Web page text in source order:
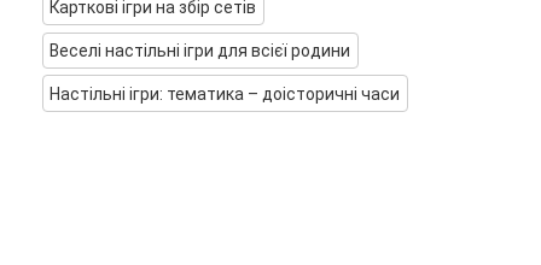
Карткові ігри на збір сетів
Веселі настільні ігри для всієї родини
Настільні ігри: тематика – доісторичні часи